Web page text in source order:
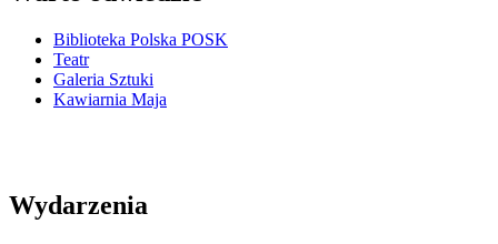
Biblioteka Polska POSK
Teatr
Galeria Sztuki
Kawiarnia Maja
Wydarzenia